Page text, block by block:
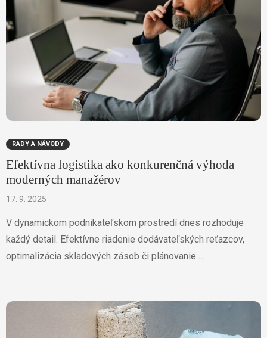
RADY A NÁVODY
Efektívna logistika ako konkurenčná výhoda
moderných manažérov
17. 9. 2025
V dynamickom podnikateľskom prostredí dnes rozhoduje
každý detail. Efektívne riadenie dodávateľských reťazcov,
optimalizácia skladových zásob či plánovanie …